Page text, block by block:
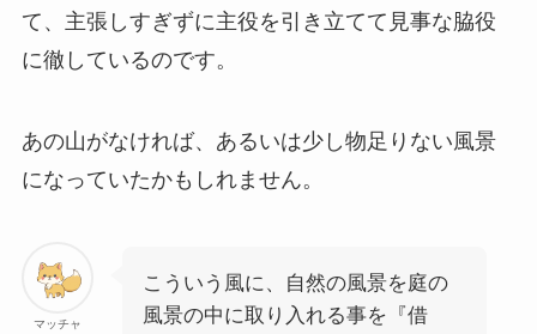
て、主張しすぎずに主役を引き立てて見事な脇役
に徹しているのです。
あの山がなければ、あるいは少し物足りない風景
になっていたかもしれません。
マッチャ
こういう風に、自然の風景を庭の
風景の中に取り入れる事を『借